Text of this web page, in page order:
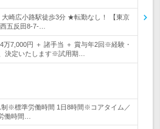
崎広小路駅徒歩3分 ★転勤なし！ 【東京
五反田8-7-…
万7,000円 ＋ 諸手当 ＋ 賞与年2回※経験・
決定いたします※試用期…
※標準労働時間 1日8時間※コアタイム／
働時間…